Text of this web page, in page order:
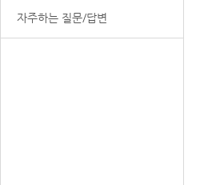
자주하는 질문/답변